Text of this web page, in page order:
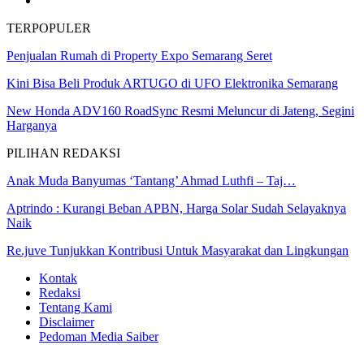
TERPOPULER
Penjualan Rumah di Property Expo Semarang Seret
Kini Bisa Beli Produk ARTUGO di UFO Elektronika Semarang
New Honda ADV160 RoadSync Resmi Meluncur di Jateng, Segini
Harganya
PILIHAN REDAKSI
Anak Muda Banyumas ‘Tantang’ Ahmad Luthfi – Taj…
Aptrindo : Kurangi Beban APBN, Harga Solar Sudah Selayaknya
Naik
Re.juve Tunjukkan Kontribusi Untuk Masyarakat dan Lingkungan
Kontak
Redaksi
Tentang Kami
Disclaimer
Pedoman Media Saiber